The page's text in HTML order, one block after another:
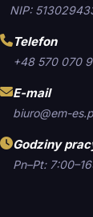
NIP:
Telefon
+48 570 070
E-mail
biuro@em-
Godziny
Pn–Pt: